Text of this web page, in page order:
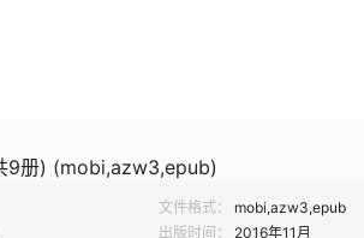
9册) (mobi,azw3,epub)
文件格式：
mobi,azw3,epub
出版时间：
2016年11月